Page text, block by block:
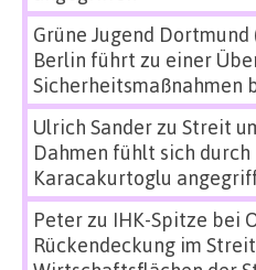
Grüne Jugend Dortmund
Berlin führt zu einer
Sicherheitsmaßnahmen
Ulrich Sanderzu Streit
Dahmen fühlt sich durch
Karacakurtoglu
Peterzu IHK-Spitze bei
Rückendeckung im